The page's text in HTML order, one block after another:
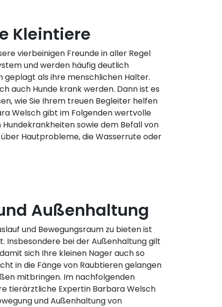
Kleintiere
vierbeinigen Freunde in aller Regel
und werden häufig deutlich
geplagt als ihre menschlichen Halter.
auch Hunde krank werden. Dann ist es
wie Sie Ihrem treuen Begleiter helfen
Welsch gibt im Folgenden wertvolle
sowie dem Befall von
Hautprobleme, die Wasserrute oder
Außenhaltung
und Bewegungsraum zu bieten ist
Insbesondere bei der Außenhaltung gilt
sich Ihre kleinen Nager auch so
in die Fänge von Raubtieren gelangen
mitbringen. Im nachfolgenden
tierärztliche Expertin Barbara Welsch
und Außenhaltung von